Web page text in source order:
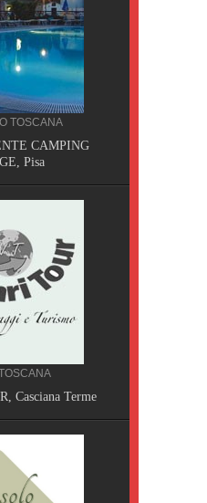
TOSCANA
CAMPING
Pisa
Casciana Terme